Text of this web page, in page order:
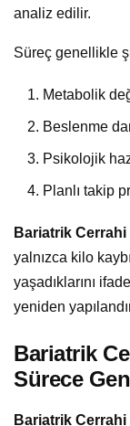
analiz edilir.
Süreç genellikle
Metabolik
Beslenme
Psikolojik
Planlı takip
Bariatrik Cerrahi
yalnızca kilo
yaşadıklarını
yeniden
Bariatrik
Sürece
Bariatrik Cerrahi